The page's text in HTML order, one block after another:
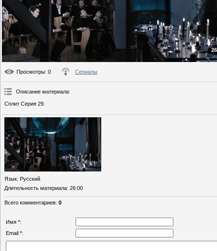
Просмотры: 0 Сериалы
Описание материала:
Сплит Серия 29.
Язык: Русский
Длительность материала: 26:00
Всего комментариев: 0
Имя *:
Email *: